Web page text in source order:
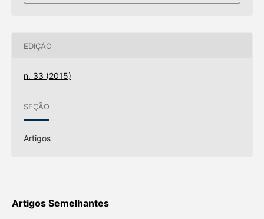
EDIÇÃO
n. 33 (2015)
SEÇÃO
Artigos
Artigos Semelhantes